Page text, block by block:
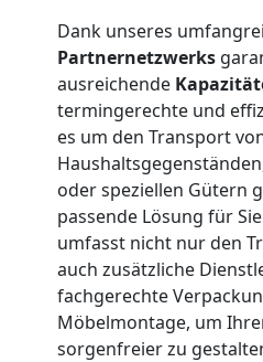
Dank unseres
Partnernetzwerks
ausreichende
termingerechte und
es um den Transport
oder speziellen Gütern
passende Lösung für
umfasst nicht nur den
auch zusätzliche
fachgerechte
Möbelmontage, um
sorgenfreier zu